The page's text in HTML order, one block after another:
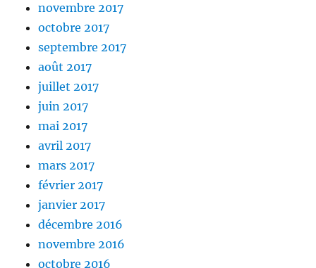
novembre 2017
octobre 2017
septembre 2017
août 2017
juillet 2017
juin 2017
mai 2017
avril 2017
mars 2017
février 2017
janvier 2017
décembre 2016
novembre 2016
octobre 2016